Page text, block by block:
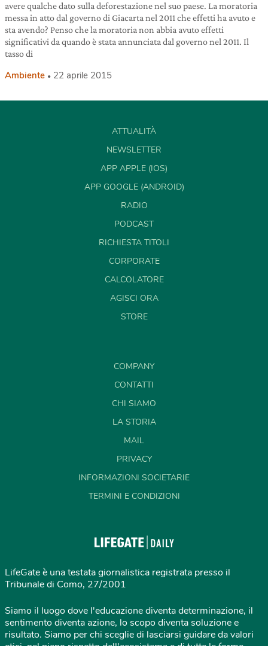
avere qualche dato sulla deforestazione nel suo paese. La moratoria
messa in atto dal governo di Giacarta nel 2011 che effetti ha avuto e
sta avendo? Penso che la moratoria non abbia avuto effetti
significativi da quando è stata annunciata dal governo nel 2011. Il
tasso di
Ambiente 22 aprile 2015
ATTUALITÀ
NEWSLETTER
APP APPLE (IOS)
APP GOOGLE (ANDROID)
RADIO
PODCAST
RICHIESTA TITOLI
CORPORATE
CALCOLATORE
AGISCI ORA
STORE
COMPANY
CONTATTI
CHI SIAMO
LA STORIA
MAIL
PRIVACY
INFORMAZIONI SOCIETARIE
TERMINI E CONDIZIONI
LifeGate è una testata giornalistica registrata presso il
Tribunale di Como, 27/2001
Siamo il luogo dove l'educazione diventa determinazione, il
sentimento diventa azione, lo scopo diventa soluzione e
risultato. Siamo per chi sceglie di lasciarsi guidare da valori